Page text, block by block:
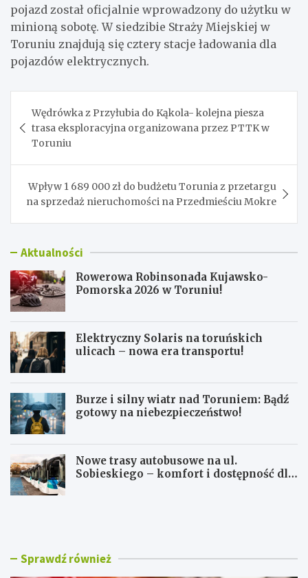
pojazd został oficjalnie wprowadzony do użytku w
minioną sobotę. W siedzibie Straży Miejskiej w
Toruniu znajdują się cztery stacje ładowania dla
pojazdów elektrycznych.
wpisu
Wędrówka z Przyłubia do Kąkola- kolejna piesza
trasa eksploracyjna organizowana przez PTTK w
Toruniu
Wpływ 1 689 000 zł do budżetu Torunia z przetargu
na sprzedaż nieruchomości na Przedmieściu Mokre
Aktualności
Rowerowa Robinsonada Kujawsko-
Pomorska 2026 w Toruniu!
Elektryczny Solaris na toruńskich
ulicach – nowa era transportu!
Burze i silny wiatr nad Toruniem: Bądź
gotowy na niebezpieczeństwo!
Nowe trasy autobusowe na ul.
Sobieskiego – komfort i dostępność dla
R
o
E
r Sprawdź również